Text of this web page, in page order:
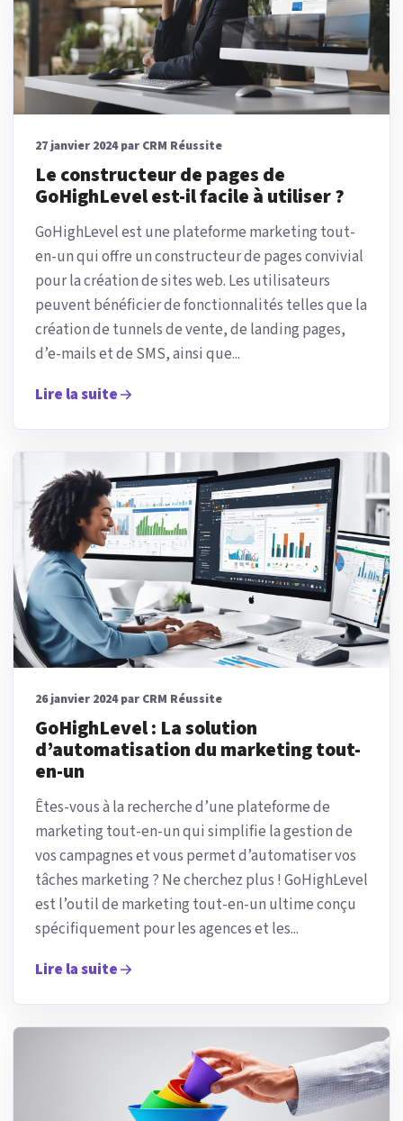
27 janvier 2024 par CRM Réussite
Le constructeur de pages de
GoHighLevel est-il facile à utiliser ?
GoHighLevel est une plateforme marketing tout-
en-un qui offre un constructeur de pages convivial
pour la création de sites web. Les utilisateurs
peuvent bénéficier de fonctionnalités telles que la
création de tunnels de vente, de landing pages,
d’e-mails et de SMS, ainsi que...
Lire la suite
26 janvier 2024 par CRM Réussite
GoHighLevel : La solution
d’automatisation du marketing tout-
en-un
Êtes-vous à la recherche d’une plateforme de
marketing tout-en-un qui simplifie la gestion de
vos campagnes et vous permet d’automatiser vos
tâches marketing ? Ne cherchez plus ! GoHighLevel
est l’outil de marketing tout-en-un ultime conçu
spécifiquement pour les agences et les...
Lire la suite